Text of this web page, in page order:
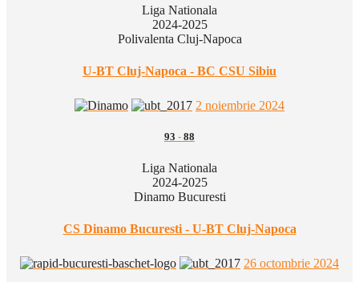
Liga Nationala
2024-2025
Polivalenta Cluj-Napoca
U-BT Cluj-Napoca - BC CSU Sibiu
2 noiembrie 2024
93 - 88
Liga Nationala
2024-2025
Dinamo Bucuresti
CS Dinamo Bucuresti - U-BT Cluj-Napoca
26 octombrie 2024